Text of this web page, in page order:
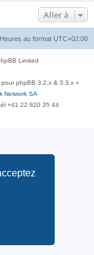
Aller à
Heures au format UTC+02:00
Limited
phpBB 3.2.x & 3.3.x »
Network SA
+41 22 820 35 44